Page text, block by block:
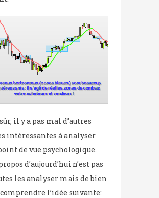
il y a pas mal d’autres
intéressantes à analyser
de vue psychologique.
d’aujourd’hui n’est pas
les analyser mais de bien
l’idée suivante: